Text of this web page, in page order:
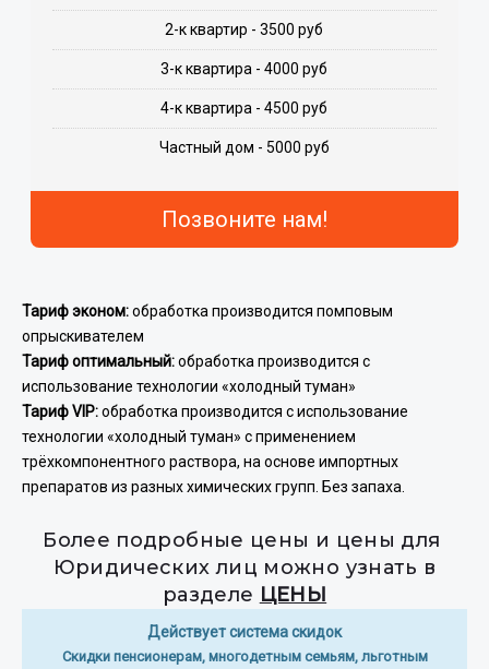
2-к квартир - 3500 руб
3-к квартира - 4000 руб
4-к квартира - 4500 руб
Частный дом - 5000 руб
Позвоните нам!
Тариф эконом:обработка производится помповым
опрыскивателем
Тариф оптимальный:обработка производится с
использование технологии «холодный туман»
Тариф VIP:обработка производится с использование
технологии «холодный туман» с применением
трёхкомпонентного раствора, на основе импортных
препаратов из разных химических групп. Без запаха.
Более подробные цены и цены для
Юридических лиц можно узнать в
разделе ЦЕНЫ
Действует система скидок
Скидки пенсионерам, многодетным семьям, льготным